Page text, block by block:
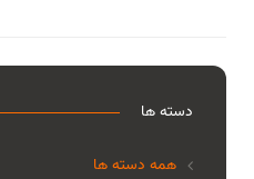
دسته ها
همه دسته ها